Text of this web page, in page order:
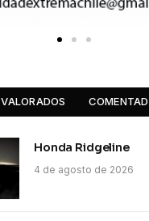
VALORADOS
Honda Ridgeline
4 de agosto de 2026